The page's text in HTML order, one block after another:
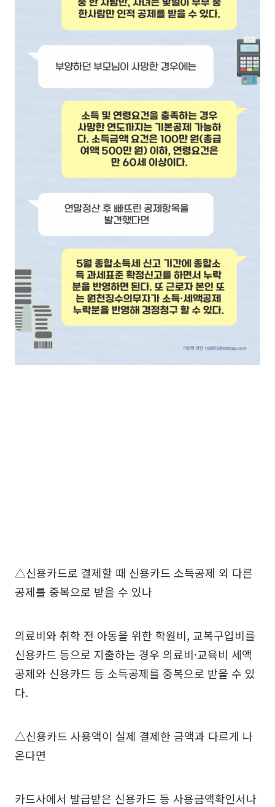
△신용카드로 결제할 때 신용카드 소득공제 외 다른
공제를 중복으로 받을 수 있나
의료비와 취학 전 아동을 위한 학원비, 교복구입비를
신용카드 등으로 지출하는 경우 의료비·교육비 세액
공제와 신용카드 등 소득공제를 중복으로 받을 수 있
다.
△신용카드 사용액이 실제 결제한 금액과 다르게 나
온다면
카드사에서 발급받은 신용카드 등 사용금액확인서나